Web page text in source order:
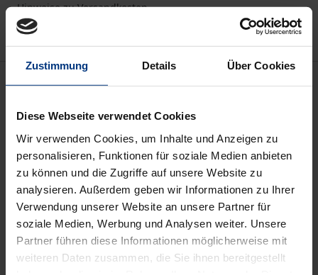
Zustimmung Details Über Cookies
Diese Webseite verwendet Cookies
Wir verwenden Cookies, um Inhalte und Anzeigen zu
personalisieren, Funktionen für soziale Medien anbieten
zu können und die Zugriffe auf unsere Website zu
analysieren. Außerdem geben wir Informationen zu Ihrer
Verwendung unserer Website an unsere Partner für
soziale Medien, Werbung und Analysen weiter. Unsere
Partner führen diese Informationen möglicherweise mit
weiteren Daten zusammen, die Sie ihnen bereitgestellt
Hinweise zu Versandkosten
Beschreibung
Der Sammelband öffnet eine innovative
verwaltungswissenschaftliche Perspektive auf das
Politikfeld der inneren Sicherheit und liefert einen
interdisziplinären Überblick über Strukturen,
Prozesse, Technologien und die Personalpolitik in
Polizeibehörden und Sicherheitsorganisationen auf
nationaler und internationaler Ebene. Dabei wird
gleichermaßen die Expertise der Wissenschaft wie